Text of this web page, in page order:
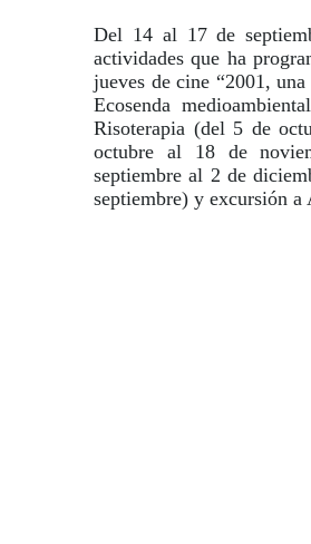
Del 14 al 17 de
actividades que ha
jueves de cine “2001,
Ecosenda
Risoterapia (del 5 de
octubre al 18 de
septiembre al 2 de
septiembre) y excursión